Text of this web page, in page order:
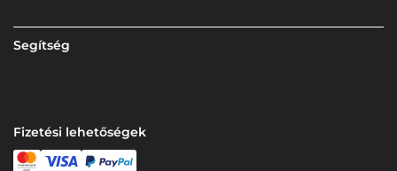
Segítség
Fizetési lehetőségek